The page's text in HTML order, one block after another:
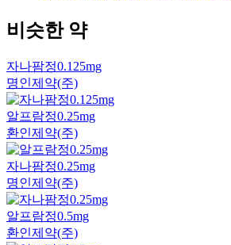
비슷한 약
자나팜정0.125mg
명인제약(주)
알프람정0.25mg
환인제약(주)
자나팜정0.25mg
명인제약(주)
알프람정0.5mg
환인제약(주)